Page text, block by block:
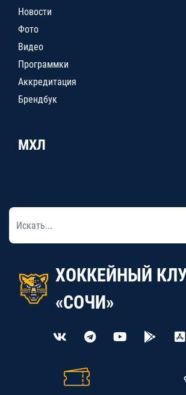
Новости
Фото
Видео
Программки
Аккредитация
Брендбук
МХЛ
ХОККЕЙНЫЙ
«СОЧИ»